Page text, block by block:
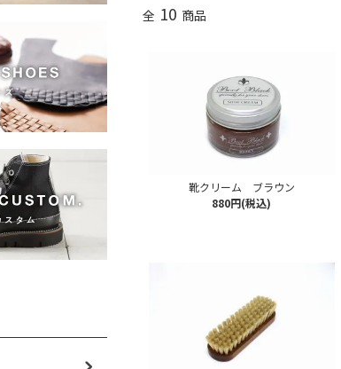
全 10 商品
靴クリーム ブラウン
880円(税込)